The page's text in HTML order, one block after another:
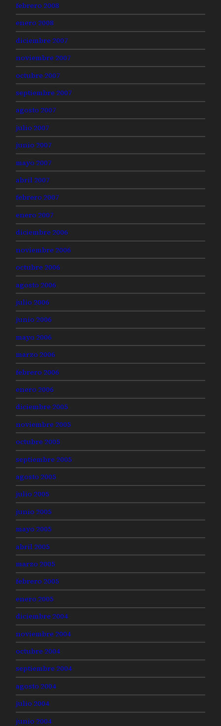
febrero 2008
enero 2008
diciembre 2007
noviembre 2007
octubre 2007
septiembre 2007
agosto 2007
julio 2007
junio 2007
mayo 2007
abril 2007
febrero 2007
enero 2007
diciembre 2006
noviembre 2006
octubre 2006
agosto 2006
julio 2006
junio 2006
mayo 2006
marzo 2006
febrero 2006
enero 2006
diciembre 2005
noviembre 2005
octubre 2005
septiembre 2005
agosto 2005
julio 2005
junio 2005
mayo 2005
abril 2005
marzo 2005
febrero 2005
enero 2005
diciembre 2004
noviembre 2004
octubre 2004
septiembre 2004
agosto 2004
julio 2004
junio 2004